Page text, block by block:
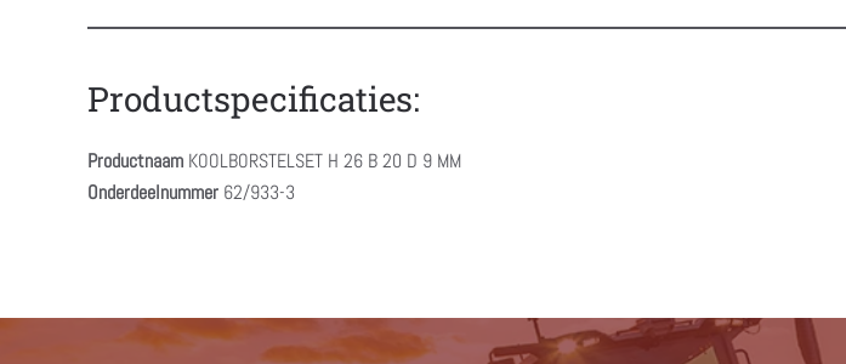
Productspecificaties:
Productnaam KOOLBORSTELSET H 26 B 20 D 9 MM
Onderdeelnummer 62/933-3